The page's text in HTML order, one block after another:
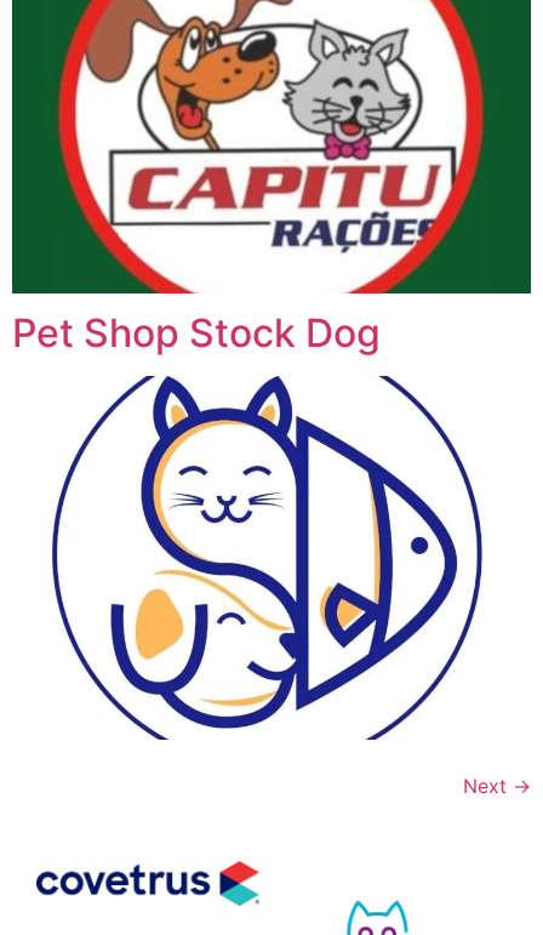
Pet Shop Stock Dog
Next →